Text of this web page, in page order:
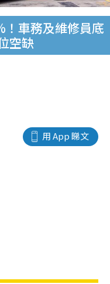
車務及維修員底
空缺
用 App 睇文